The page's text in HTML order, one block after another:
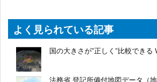
よく見られている記事
国の大きさが”正しく”比較できる
法務省 登記所備付地図データ（